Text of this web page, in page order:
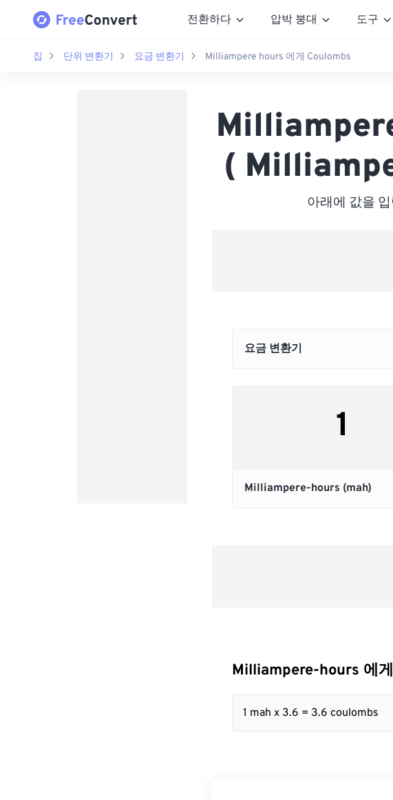
전환하다 압박 붕대 도구
집 단위 변환기 요금 변환기 Milliampere hours 에게 Coulombs
(
아래에 값을
Milliampere-hours 에
1 mah x 3.6 = 3.6 coulombs